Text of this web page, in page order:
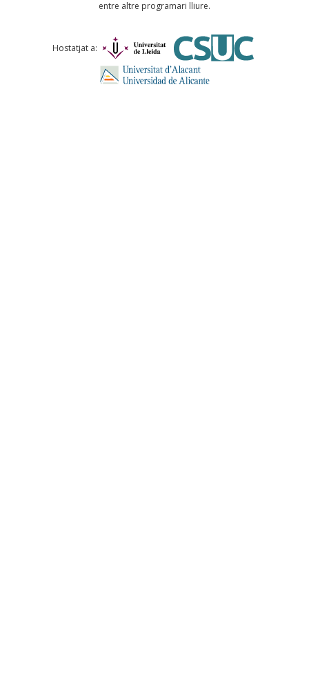
Comentari *
entre altre programari lliure.
Hostatjat a: